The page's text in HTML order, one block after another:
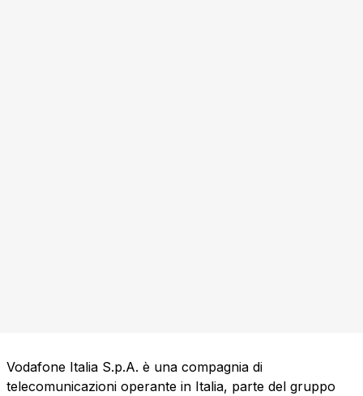
Vodafone Italia S.p.A. è una compagnia di
telecomunicazioni operante in Italia, parte del gruppo